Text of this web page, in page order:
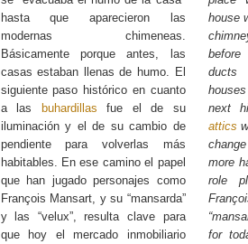
hasta que aparecieron las
modernas chimeneas.
Básicamente porque antes, las
casas estaban llenas de humo. El
siguiente paso histórico en cuanto
a las
buhardillas fue el de su
iluminación y el de su cambio de
pendiente para volverlas más
habitables. En ese camino el papel
que han jugado personajes como
François Mansart, y su “mansarda”
y las “velux”, resulta clave para
que hoy el mercado inmobiliario
house
ducts
next
attics
more
role
for